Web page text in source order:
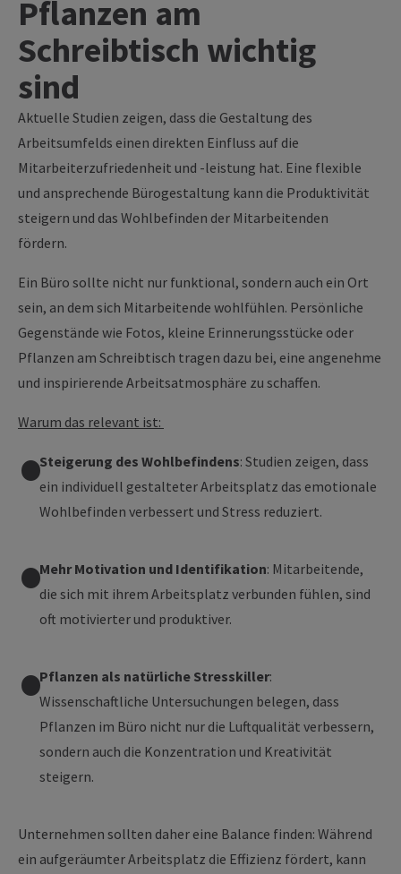
Pflanzen am
Schreibtisch wichtig
sind
Aktuelle Studien zeigen, dass die Gestaltung des
Arbeitsumfelds einen direkten Einfluss auf die
Mitarbeiterzufriedenheit und -leistung hat. Eine flexible
und ansprechende Bürogestaltung kann die Produktivität
steigern und das Wohlbefinden der Mitarbeitenden
fördern.
Ein Büro sollte nicht nur funktional, sondern auch ein Ort
sein, an dem sich Mitarbeitende wohlfühlen. Persönliche
Gegenstände wie Fotos, kleine Erinnerungsstücke oder
Pflanzen am Schreibtisch tragen dazu bei, eine angenehme
und inspirierende Arbeitsatmosphäre zu schaffen.
Warum das relevant ist:
Steigerung des Wohlbefindens: Studien zeigen, dass
ein individuell gestalteter Arbeitsplatz das emotionale
Wohlbefinden verbessert und Stress reduziert.
Mehr Motivation und Identifikation: Mitarbeitende,
die sich mit ihrem Arbeitsplatz verbunden fühlen, sind
oft motivierter und produktiver.
Pflanzen als natürliche Stresskiller:
Wissenschaftliche Untersuchungen belegen, dass
Pflanzen im Büro nicht nur die Luftqualität verbessern,
sondern auch die Konzentration und Kreativität
steigern.
Unternehmen sollten daher eine Balance finden: Während
ein aufgeräumter Arbeitsplatz die Effizienz fördert, kann